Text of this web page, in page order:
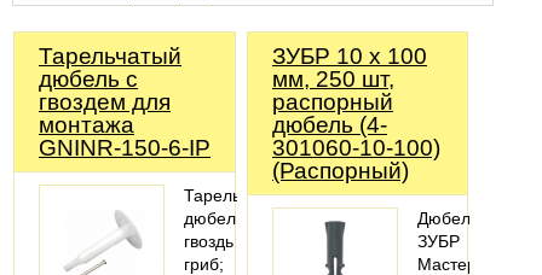
Тарельчатый
дюбель с
гвоздем для
монтажа
GNINR-150-6-IP
Тарельчатый
дюбель
гвоздь
гриб;
ЗУБР 10 х 100
мм, 250 шт,
распорный
дюбель (4-
301060-10-100)
(Распорный)
Дюбель
ЗУБР
Мастер